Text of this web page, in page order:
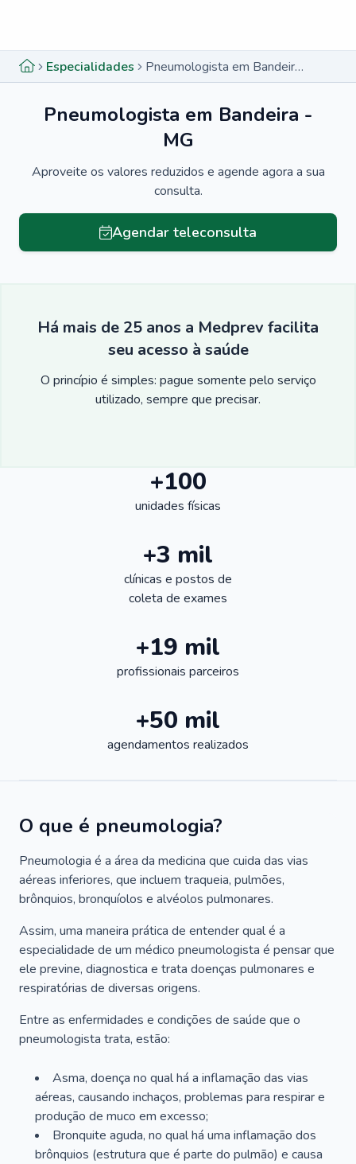
Especialidades Pneumologista em Bandeira - MG
Pneumologista em Bandeira -
MG
Aproveite os valores reduzidos e agende agora a sua
consulta.
Agendar teleconsulta
Há mais de 25 anos a Medprev facilita
seu acesso à saúde
O princípio é simples: pague somente pelo serviço
utilizado, sempre que precisar.
+100
unidades físicas
+3 mil
clínicas e postos de
coleta de exames
+19 mil
profissionais parceiros
+50 mil
agendamentos realizados
O que é pneumologia?
Pneumologia é a área da medicina que cuida das vias
aéreas inferiores, que incluem traqueia, pulmões,
brônquios, bronquíolos e alvéolos pulmonares.
Assim, uma maneira prática de entender qual é a
especialidade de um médico pneumologista é pensar que
ele previne, diagnostica e trata doenças pulmonares e
respiratórias de diversas origens.
Entre as enfermidades e condições de saúde que o
pneumologista trata, estão:
Asma, doença no qual há a inflamação das vias
aéreas, causando inchaços, problemas para respirar e
produção de muco em excesso;
Bronquite aguda, no qual há uma inflamação dos
brônquios (estrutura que é parte do pulmão) e causa